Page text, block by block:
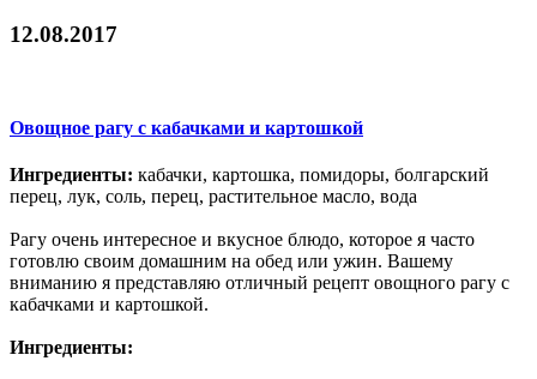
12.08.2017
Овощное рагу с кабачками и картошкой
Ингредиенты: кабачки, картошка, помидоры, болгарский
перец, лук, соль, перец, растительное масло, вода
Рагу очень интересное и вкусное блюдо, которое я часто
готовлю своим домашним на обед или ужин. Вашему
вниманию я представляю отличный рецепт овощного рагу с
кабачками и картошкой.
Ингредиенты: